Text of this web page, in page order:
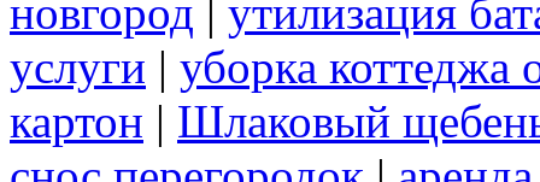
новгород | утилизация
услуги | уборка коттеджа
картон | Шлаковый